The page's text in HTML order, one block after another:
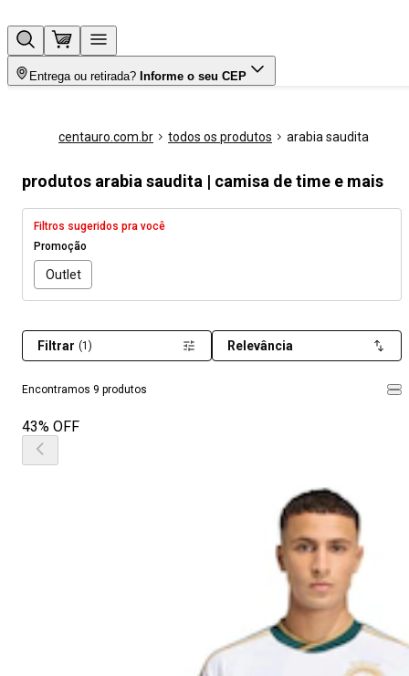
Entrega ou retirada? Informe o seu CEP
centauro.com.br todos os produtos arabia saudita
produtos arabia saudita | camisa de time e mais
Filtros sugeridos pra você
Promoção
Outlet
Encontramos 9 produtos
Filtrar (1) Relevância
43% OFF